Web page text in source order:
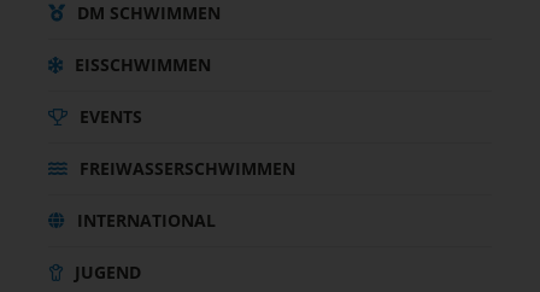
DM SCHWIMMEN
EISSCHWIMMEN
EVENTS
FREIWASSERSCHWIMMEN
INTERNATIONAL
JUGEND